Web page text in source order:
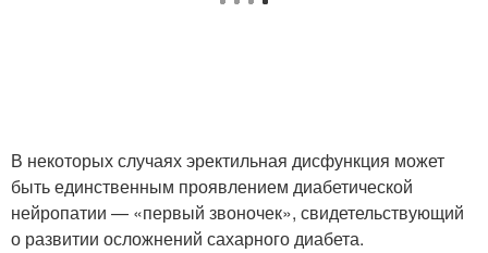
В некоторых случаях эректильная дисфункция может
быть единственным проявлением диабетической
нейропатии — «первый звоночек», свидетельствующий
о развитии осложнений сахарного диабета.